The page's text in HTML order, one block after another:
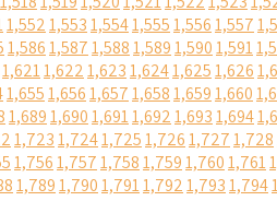
1,5521,5531,5541,5551,5561,557
1,5861,5871,5881,5891,5901,591
1,6211,6221,6231,6241,6251,626
1,6551,6561,6571,6581,6591,660
1,6891,6901,6911,6921,6931,694
1,7231,7241,7251,7261,7271,728
1,7561,7571,7581,7591,7601,761
1,7891,7901,7911,7921,7931,794